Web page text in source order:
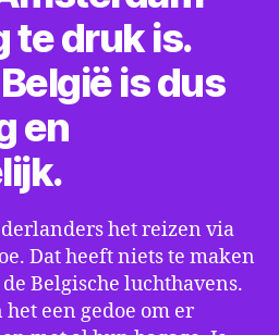
te druk is.
is dus
en
het reizen via
Dat heeft niets te maken
Belgische luchthavens.
een gedoe om er